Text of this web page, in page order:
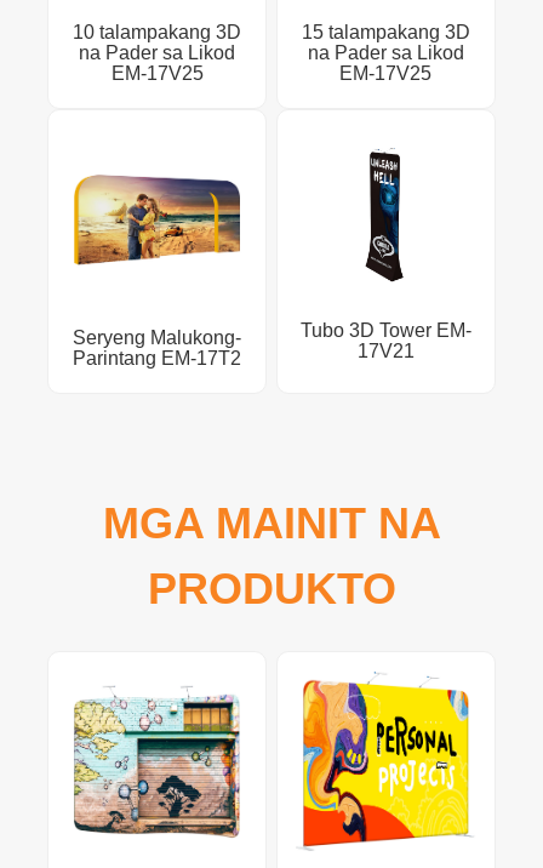
10 talampakang 3D
na Pader sa Likod
EM-17V25
15 talampakang 3D
na Pader sa Likod
EM-17V25
Seryeng Malukong-
Parintang EM-17T2
Tubo 3D Tower EM-
17V21
MGA MAINIT NA
PRODUKTO